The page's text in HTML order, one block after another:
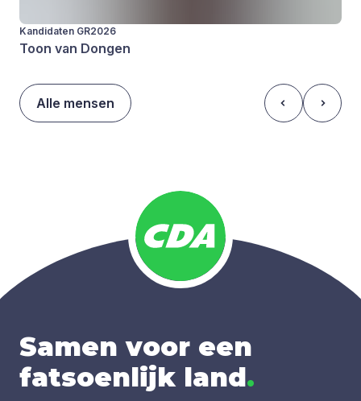
Kandidaten GR2026
Toon van Dongen
Alle mensen
Samen voor een
fatsoenlijk land.